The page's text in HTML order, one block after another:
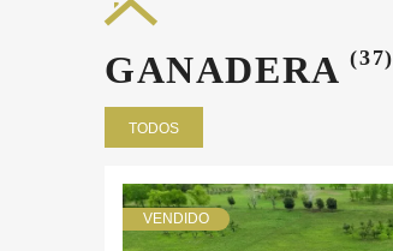
GANADERA(37)
TODOS
VENDIDO